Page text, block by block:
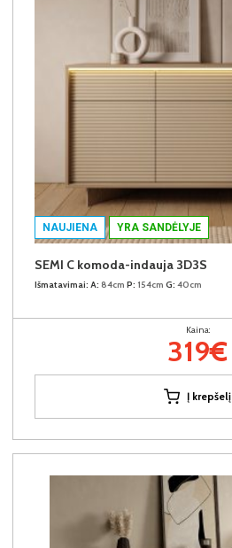
NAUJIENA YRA SANDĖLYJE
SEMI C komoda-indauja 3D3S
Išmatavimai: A: 84cm P: 154cm G: 40cm
Kaina:
319€
Į krepšelį